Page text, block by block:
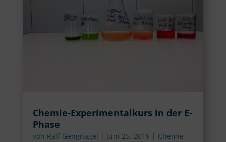
Chemie-Experimentalkurs in der E-
Phase
von Ralf Gengnagel | Juni 25, 2019 | Chemie